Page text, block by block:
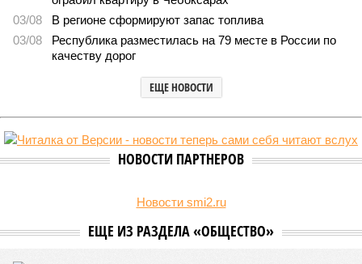
03/08
В регионе сформируют запас топлива
03/08
Республика разместилась на 79 месте в России по
качеству дорог
ЕЩЕ НОВОСТИ
НОВОСТИ ПАРТНЕРОВ
Новости smi2.ru
ЕЩЕ ИЗ РАЗДЕЛА «ОБЩЕСТВО»